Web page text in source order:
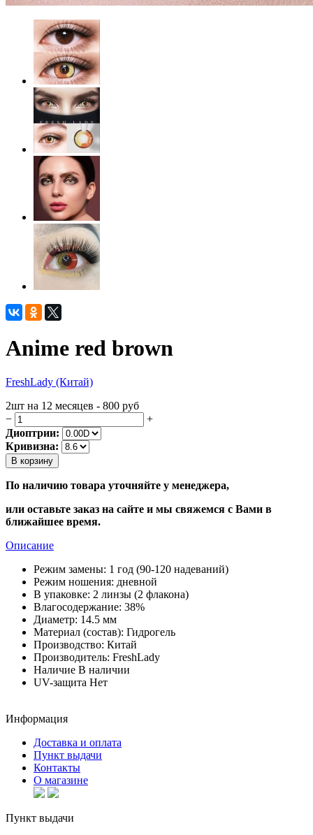
Anime red brown
FreshLady (Китай)
2шт на 12 месяцев - 800 руб
−
+
Диоптрии:
Кривизна:
В корзину
По наличию товара уточняйте у менеджера,
или оставьте заказ на сайте и мы свяжемся с Вами в
ближайшее время.
Описание
Режим замены: 1 год (90-120 надеваний)
Режим ношения: дневной
В упаковке: 2 линзы (2 флакона)
Влагосодержание: 38%
Диаметр: 14.5 мм
Материал (состав): Гидрогель
Производство: Китай
Производитель: FreshLady
Наличие В наличии
UV-защита Нет
Информация
Доставка и оплата
Пункт выдачи
Контакты
О магазине
Пункт выдачи